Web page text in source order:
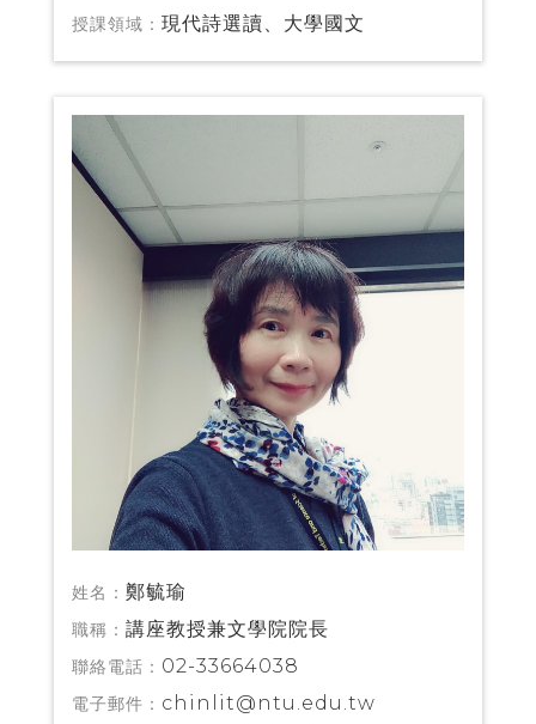
授課領域： 現代詩選讀、大學國文
姓名： 鄭毓瑜
職稱： 講座教授兼文學院院長
聯絡電話： 02-33664038
電子郵件： chinlit@ntu.edu.tw